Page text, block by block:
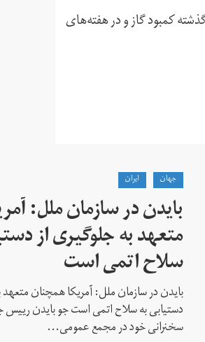
کمبود گاز و در هفته‌های
جهان ايران
بایدن در سازمان ملل:
متعهد به جلوگیری از
سلاح اتمی است
بایدن در سازمان ملل: آمریکا همچنان متعهد
دستیابی به سلاح اتمی است جو بایدن رییس
سخنرانی خود در مجمع عمومی...